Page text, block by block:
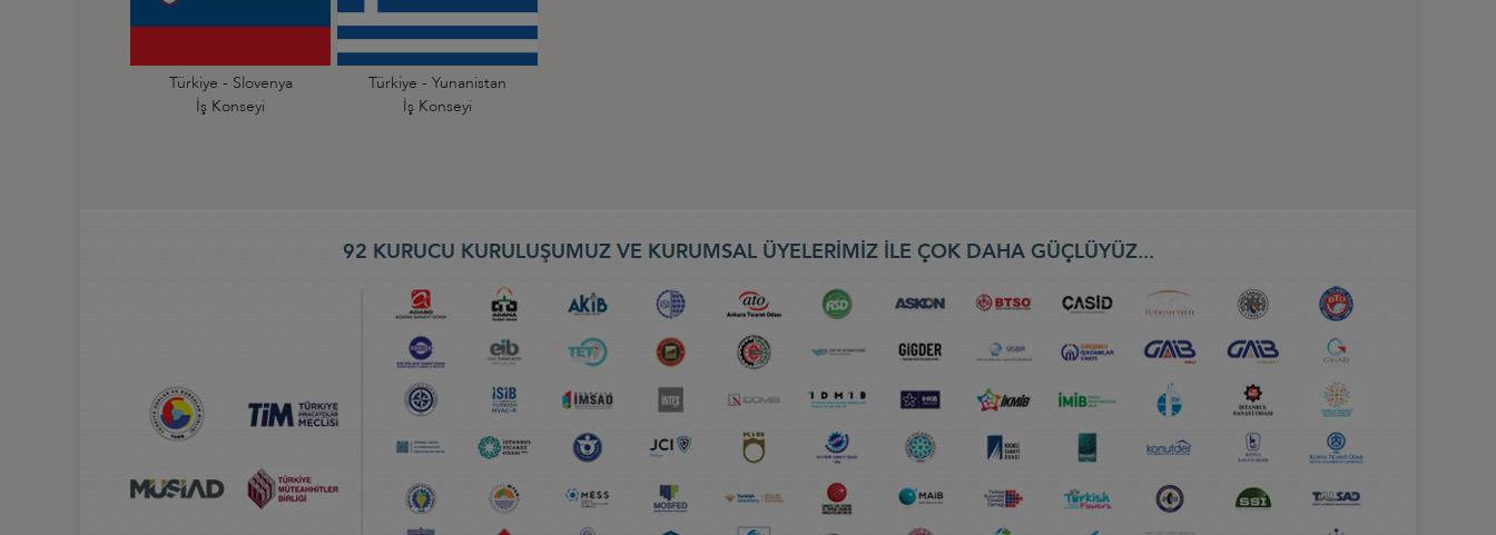
Türkiye - Slovenya
İş Konseyi
Türkiye - Yunanistan
İş Konseyi
92 KURUCU KURULUŞUMUZ VE KURUMSAL ÜYELERİMİZ İLE ÇOK DAHA GÜÇLÜYÜZ...